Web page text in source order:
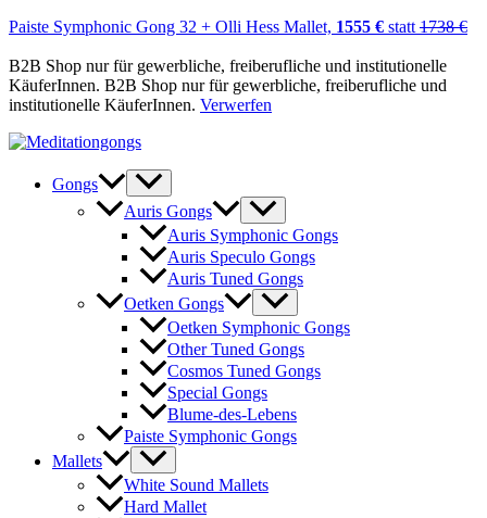
Paiste Symphonic Gong 32 + Olli Hess Mallet, 1555 € statt 1738 €
B2B Shop nur für gewerbliche, freiberufliche und institutionelle
KäuferInnen. B2B Shop nur für gewerbliche, freiberufliche und
institutionelle KäuferInnen. Verwerfen
Zum
springenGongs
Auris Gongs
Auris Symphonic Gongs
Auris Speculo Gongs
Auris Tuned Gongs
Oetken Gongs
Oetken Symphonic Gongs
Other Tuned Gongs
Cosmos Tuned Gongs
Special Gongs
Blume-des-Lebens
Paiste Symphonic Gongs
Mallets
White Sound Mallets
Hard Mallet